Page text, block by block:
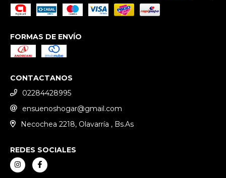
FORMAS DE ENVÍO
CONTACTANOS
02284428995
ensuenoshogar@gmail.com
Necochea 2218, Olavarría , Bs.As
REDES SOCIALES